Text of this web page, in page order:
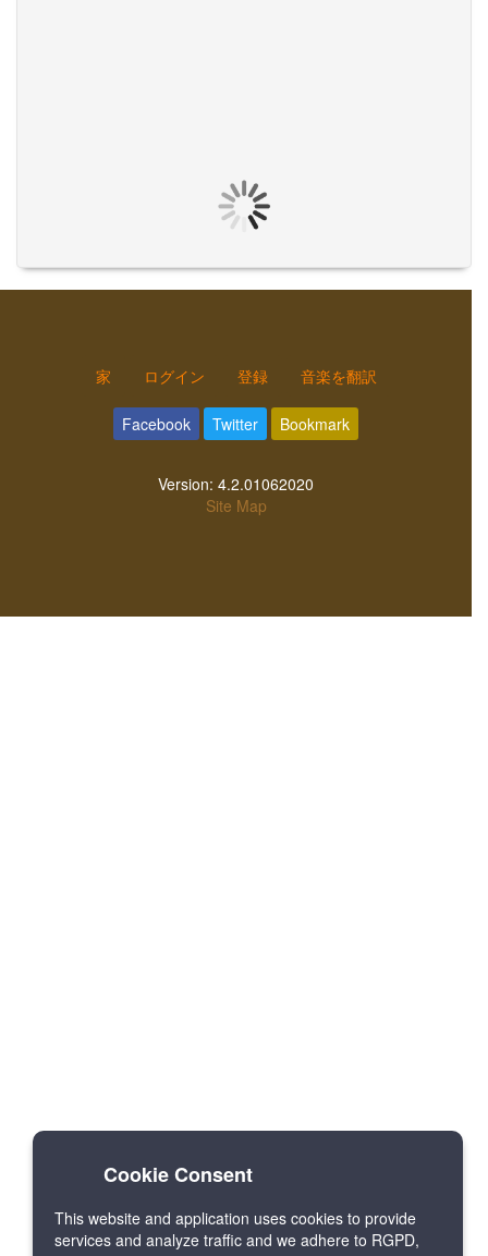
家 ログイン 登録 音楽を翻訳
Facebook Twitter Bookmark
Version: 4.2.01062020
Site Map
Cookie Consent
This website and application uses cookies to provide
services and analyze traffic and we adhere to RGPD,